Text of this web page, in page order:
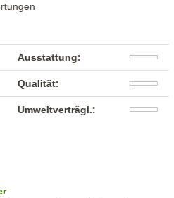
Ausstattung:
Qualität:
Umweltverträgl.: